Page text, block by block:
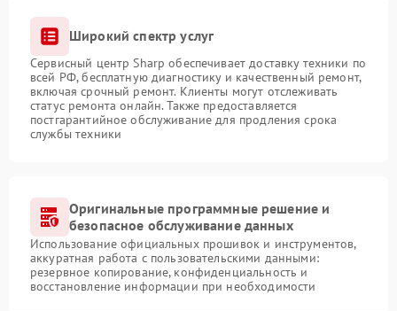
Широкий спектр услуг
Сервисный центр Sharp обеспечивает доставку техники по
всей РФ, бесплатную диагностику и качественный ремонт,
включая срочный ремонт. Клиенты могут отслеживать
статус ремонта онлайн. Также предоставляется
постгарантийное обслуживание для продления срока
службы техники
Оригинальные программные решение и
безопасное обслуживание данных
Использование официальных прошивок и инструментов,
аккуратная работа с пользовательскими данными:
резервное копирование, конфиденциальность и
восстановление информации при необходимости